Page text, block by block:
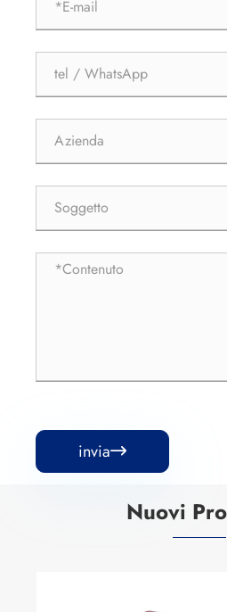
invia
Nuovi